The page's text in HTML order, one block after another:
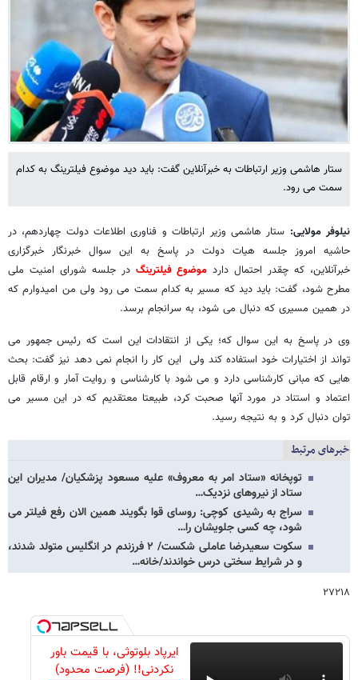
ستار هاشمی وزیر ارتباطات به خبرآنلاین گفت: باید دید موضوع فیلترینگ به کدام
سمت می رود.
نیلوفر مولایی: ستار هاشمی وزیر ارتباطات و فناوری اطلاعات دولت چهاردهم، در
حاشیه امروز جلسه هیات دولت در پاسخ به این سوال خبرنگار خبرگزاری
خبرآنلاین، که چقدر احتمال دارد موضوع فیلترینگ در جلسه شورای امنیت ملی
مطرح شود، گفت: باید دید که مسیر به کدام سمت می رود ولی من امیدوارم که
در همین مسیری که دنبال می شود، به سرانجام برسد.
وی در پاسخ به این سوال که؛ یکی از انتقادات این است که رئیس جمهور می
تواند از اختیارات خود استفاده کند ولی این کار را انجام نمی دهد نیز گفت: بحث
هایی که مبانی کارشناسی دارد و می شود با کارشناسی و روایت آمار و ارقام قابل
اعتماد و استناد در مورد آنها صحبت کرد، طبیعتا معتقدیم که در این مسیر می
توان دنبال کرد و به نتیجه رسید.
خبرهای مرتبط
توپخانه «ستاد امر به معروف» علیه مسعود پزشکیان/ مدیران این
ستاد از نیروهای نزدیک…
سراج به رشیدی کوچی: روسای قوا بگویند همین الان رفع فیلتر می
شود، چه کسی جلویشان را…
سکوت سعیدرضا عاملی شکست/ ۲ فرزندم در انگلیس متولد شدند،
و در شرایط سختی درس خواندند/خانه…
۲۷۲۱۸
ایرپاد بلوتوثی، با قیمت باور
نکردنی!! (فرصت محدود)